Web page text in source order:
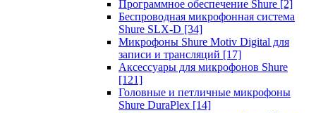
Программное обеспечение Shure [2]
Беспроводная микрофонная система
Shure SLX-D [34]
Микрофоны Shure Motiv Digital для
записи и трансляций [17]
Аксессуары для микрофонов Shure
[121]
Головные и петличные микрофоны
Shure DuraPlex [14]